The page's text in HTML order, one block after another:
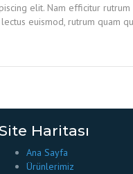
elit. Nam efficitur
euismod, rutrum quam
Haritası
Ana Sayfa
Ürünlerimiz